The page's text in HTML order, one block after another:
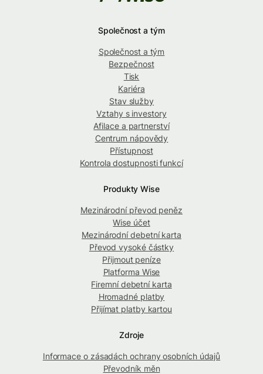
Společnost a tým
Společnost a tým
Bezpečnost
Tisk
Kariéra
Stav služby
Vztahy s investory
Afilace a partnerství
Centrum nápovědy
Přístupnost
Kontrola dostupnosti funkcí
Produkty Wise
Mezinárodní převod peněz
Wise účet
Mezinárodní debetní karta
Převod vysoké částky
Přijmout peníze
Platforma Wise
Firemní debetní karta
Hromadné platby
Přijímat platby kartou
Zdroje
Informace o zásadách ochrany osobních údajů
Převodník měn